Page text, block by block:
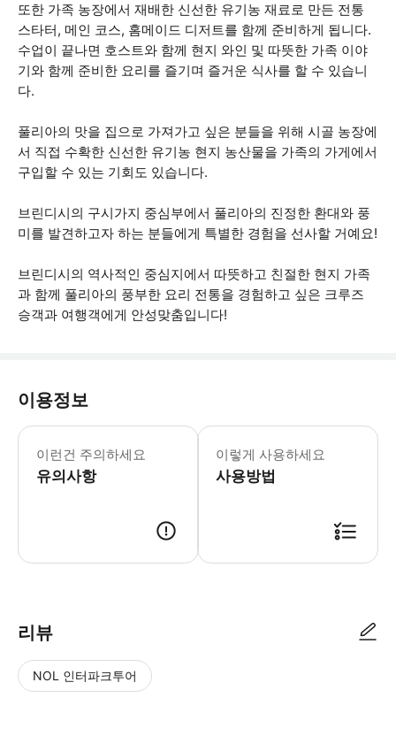
또한 가족 농장에서 재배한 신선한 유기농 재료로 만든 전통
스타터, 메인 코스, 홈메이드 디저트를 함께 준비하게 됩니다.
수업이 끝나면 호스트와 함께 현지 와인 및 따뜻한 가족 이야
기와 함께 준비한 요리를 즐기며 즐거운 식사를 할 수 있습니
다.
풀리아의 맛을 집으로 가져가고 싶은 분들을 위해 시골 농장에
서 직접 수확한 신선한 유기농 현지 농산물을 가족의 가게에서
구입할 수 있는 기회도 있습니다.
브린디시의 구시가지 중심부에서 풀리아의 진정한 환대와 풍
미를 발견하고자 하는 분들에게 특별한 경험을 선사할 거예요!
브린디시의 역사적인 중심지에서 따뜻하고 친절한 현지 가족
과 함께 풀리아의 풍부한 요리 전통을 경험하고 싶은 크루즈
승객과 여행객에게 안성맞춤입니다!
이용정보
이런건 주의하세요
유의사항
- 주인의 농장에서 수확한 현지 농산
이렇게 사용하세요
사용방법
리뷰
NOL 인터파크투어